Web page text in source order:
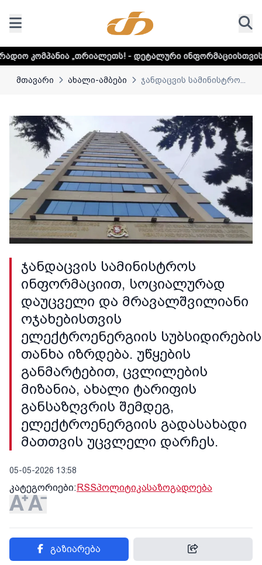
- დეტალური ინფორმაციისთვის დააკლიკეთ
მთავარი ახალი-ამბები ჯანდაცვის სამინისტრო...
ჯანდაცვის სამინისტროს
ინფორმაციით, სოციალურად
დაუცველი და მრავალშვილიანი
ოჯახებისთვის
ელექტროენერგიის სუბსიდირების
თანხა იზრდება. უწყების
განმარტებით, ცვლილების
მიზანია, ახალი ტარიფის
განსაზღვრის შემდეგ,
ელექტროენერგიის გადასახადი
მათთვის უცვლელი დარჩეს.
05-05-2026 13:58
კატეგორიები: RSSპოლიტიკასაზოგადოება
გაზიარება